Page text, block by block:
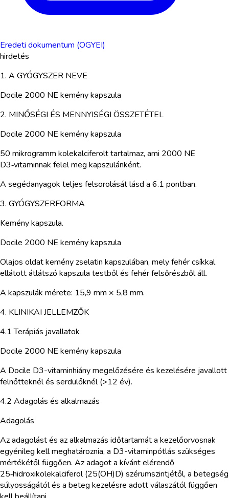
Eredeti dokumentum (OGYEI)
hirdetés
1. A GYÓGYSZER NEVE
Docile 2000 NE kemény kapszula
2. MINŐSÉGI ÉS MENNYISÉGI ÖSSZETÉTEL
Docile 2000 NE kemény kapszula
50 mikrogramm kolekalciferolt tartalmaz, ami 2000 NE
D3‑vitaminnak felel meg kapszulánként.
A segédanyagok teljes felsorolását lásd a 6.1 pontban.
3. GYÓGYSZERFORMA
Kemény kapszula.
Docile 2000 NE kemény kapszula
Olajos oldat kemény zselatin kapszulában, mely fehér csíkkal
ellátott átlátszó kapszula testből és fehér felsőrészből áll.
A kapszulák mérete: 15,9 mm × 5,8 mm.
4. KLINIKAI JELLEMZŐK
4.1 Terápiás javallatok
Docile 2000 NE kemény kapszula
A Docile D3-vitaminhiány megelőzésére és kezelésére javallott
felnőtteknél és serdülőknél (>12 év).
4.2 Adagolás és alkalmazás
Adagolás
Az adagolást és az alkalmazás időtartamát a kezelőorvosnak
egyénileg kell meghatároznia, a D3-vitaminpótlás szükséges
mértékétől függően. Az adagot a kívánt elérendő
25‑hidroxikolekalciferol (25(OH)D) szérumszintjétől, a betegség
súlyosságától és a beteg kezelésre adott válaszától függően